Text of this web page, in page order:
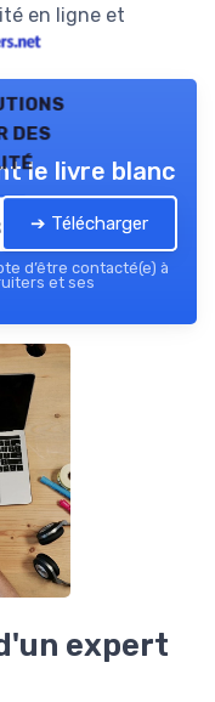
en ligne et
des
le livre blanc
➔ Télécharger
d’être contacté(e) à
et ses
expert